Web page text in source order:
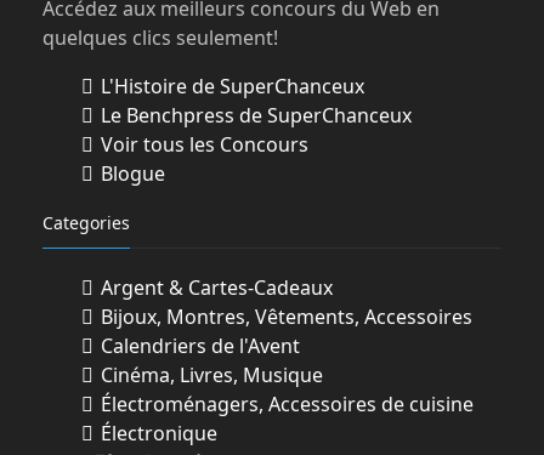
Accédez aux meilleurs concours du Web en
quelques clics seulement!
L'Histoire de SuperChanceux
Le Benchpress de SuperChanceux
Voir tous les Concours
Blogue
Categories
Argent & Cartes-Cadeaux
Bijoux, Montres, Vêtements, Accessoires
Calendriers de l'Avent
Cinéma, Livres, Musique
Électroménagers, Accessoires de cuisine
Électronique